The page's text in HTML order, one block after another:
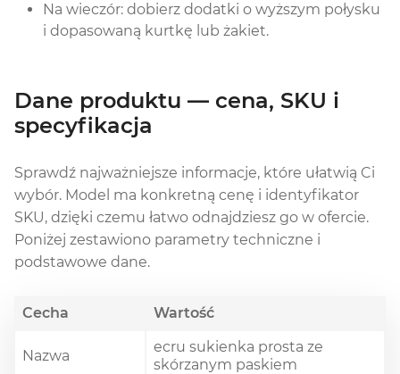
Na wieczór: dobierz dodatki o wyższym połysku
i dopasowaną kurtkę lub żakiet.
Dane produktu — cena, SKU i
specyfikacja
Sprawdź najważniejsze informacje, które ułatwią Ci
wybór. Model ma konkretną cenę i identyfikator
SKU, dzięki czemu łatwo odnajdziesz go w ofercie.
Poniżej zestawiono parametry techniczne i
podstawowe dane.
Cecha Wartość
Nazwa
ecru sukienka prosta ze
skórzanym paskiem